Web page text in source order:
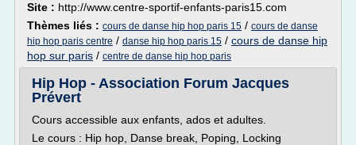
Site : http://www.centre-sportif-enfants-paris15.com
Thèmes liés : cours de danse hip hop paris 15 / cours de danse
hip hop paris centre / danse hip hop paris 15 / cours de danse hip
hop sur paris / centre de danse hip hop paris
Hip Hop - Association Forum Jacques
Prévert
Cours accessible aux enfants, ados et adultes.
Le cours : Hip hop, Danse break, Poping, Locking